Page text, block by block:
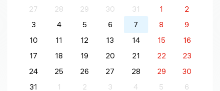
27
28 29 30 31 1
2
3
4 5 6 7 8
9
10
11 12 13 14 15
16
17
18 19 20 21 22
23
24
25 26 27 28 29
30
31
1 2 3 4 5 6